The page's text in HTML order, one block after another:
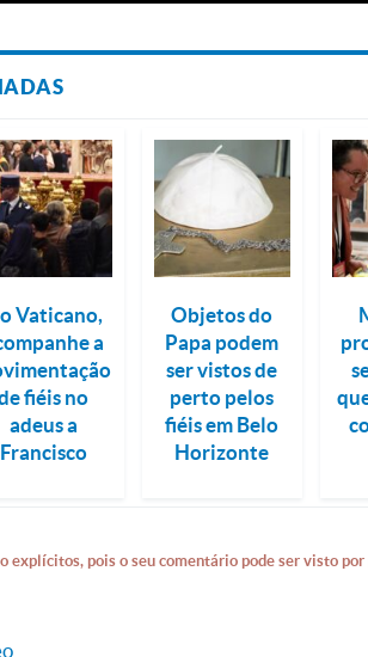
Vaticano,
a
fiéis no
adeus a
Francisco
Objetos do
Papa podem
ser vistos de
perto pelos
fiéis em Belo
Horizonte
explícitos, pois o seu comentário pode ser visto por